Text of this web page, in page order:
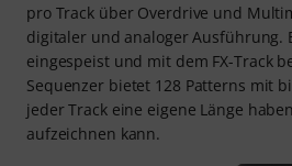
pro Track über Overdrive und
digitaler und analoger Ausführung.
eingespeist und mit dem FX-Track
Sequenzer bietet 128 Patterns mit
jeder Track eine eigene Länge
aufzeichnen kann.